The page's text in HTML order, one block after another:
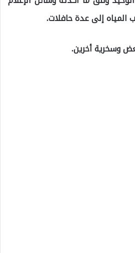
المياه إلى عدة حافلات.
وسخرية أخرين.